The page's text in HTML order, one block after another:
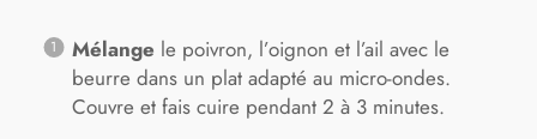
Mélange le poivron, l’oignon et l’ail avec le
beurre dans un plat adapté au micro-ondes.
Couvre et fais cuire pendant 2 à 3 minutes.